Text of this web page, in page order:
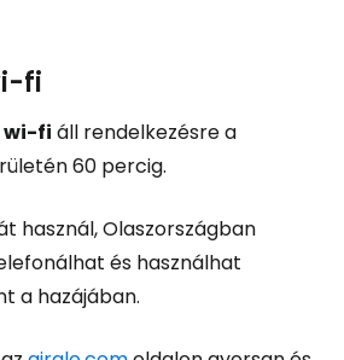
fi
wi-fi áll rendelkezésre a
60 percig.
használ, Olaszországban
és használhat
a hazájában.